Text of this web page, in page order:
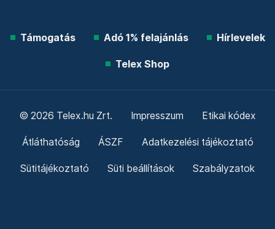
Támogatás Adó 1% felajánlás Hírlevelek
Telex Shop
© 2026 Telex.hu Zrt. Impresszum Etikai kódex
Átláthatóság ÁSZF Adatkezelési tájékoztató
Sütitájékoztató Süti beállítások Szabályzatok